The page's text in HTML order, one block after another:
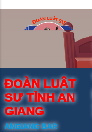
ĐOÀN LUẬT
SƯ TỈNH AN
GIANG
ANGIANG BAR